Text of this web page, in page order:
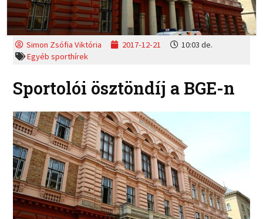
Simon Zsófia Viktória 2017-12-21
10:03 de.
Egyéb sporthírek
Sportolói ösztöndíj a BGE-n